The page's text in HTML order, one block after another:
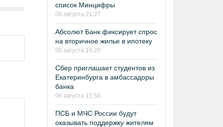
список Минцифры
06 августа 21:27
Абсолют Банк фиксирует спрос
на вторичное жилье в ипотеку
06 августа 16:20
Сбер приглашает студентов из
Екатеринбурга в амбассадоры
банка
06 августа 15:56
ПСБ и МЧС России будут
оказывать поддержку жителям